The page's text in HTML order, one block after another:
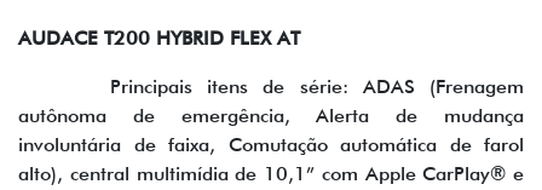
AUDACE T200 HYBRID FLEX AT
Principais itens de série: ADAS (Frenagem
autônoma de emergência, Alerta de mudança
involuntária de faixa, Comutação automática de farol
alto), central multimídia de 10,1” com Apple CarPlay® e